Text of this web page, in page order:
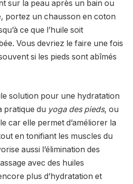
sur la peau après un bain ou
portez un chausson en coton
ce que l’huile soit
Vous devriez le faire une fois
si les pieds sont abîmés
solution pour une hydratation
pratique du yoga des pieds, ou
car elle permet d’améliorer la
en tonifiant les muscles du
aussi l’élimination des
avec des huiles
plus d’hydratation et